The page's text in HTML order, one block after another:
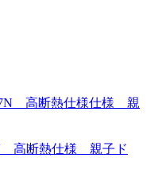
高断熱仕様 親子ド